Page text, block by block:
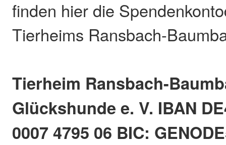
finden hier die
Tierheims Ransbach-
Tierheim Ransbach-
Glückshunde e. V. IBAN
0007 4795 06 BIC: